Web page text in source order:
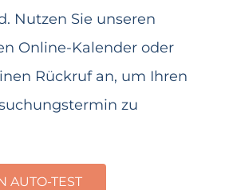
Nutzen Sie unseren
Online-Kalender oder
Rückruf an, um Ihren
zu
AUTO-TEST